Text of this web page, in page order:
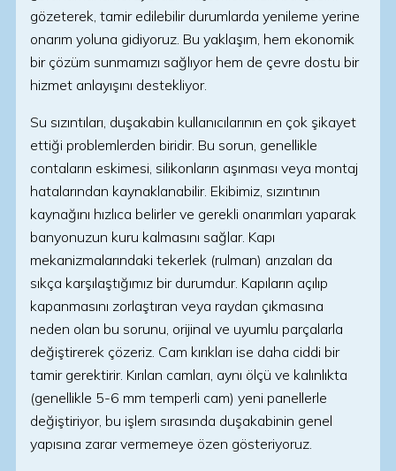
gözeterek, tamir edilebilir durumlarda yenileme yerine
onarım yoluna gidiyoruz. Bu yaklaşım, hem ekonomik
bir çözüm sunmamızı sağlıyor hem de çevre dostu bir
hizmet anlayışını destekliyor.
Su sızıntıları, duşakabin kullanıcılarının en çok şikayet
ettiği problemlerden biridir. Bu sorun, genellikle
contaların eskimesi, silikonların aşınması veya montaj
hatalarından kaynaklanabilir. Ekibimiz, sızıntının
kaynağını hızlıca belirler ve gerekli onarımları yaparak
banyonuzun kuru kalmasını sağlar. Kapı
mekanizmalarındaki tekerlek (rulman) arızaları da
sıkça karşılaştığımız bir durumdur. Kapıların açılıp
kapanmasını zorlaştıran veya raydan çıkmasına
neden olan bu sorunu, orijinal ve uyumlu parçalarla
değiştirerek çözeriz. Cam kırıkları ise daha ciddi bir
tamir gerektirir. Kırılan camları, aynı ölçü ve kalınlıkta
(genellikle 5-6 mm temperli cam) yeni panellerle
değiştiriyor, bu işlem sırasında duşakabinin genel
yapısına zarar vermemeye özen gösteriyoruz.